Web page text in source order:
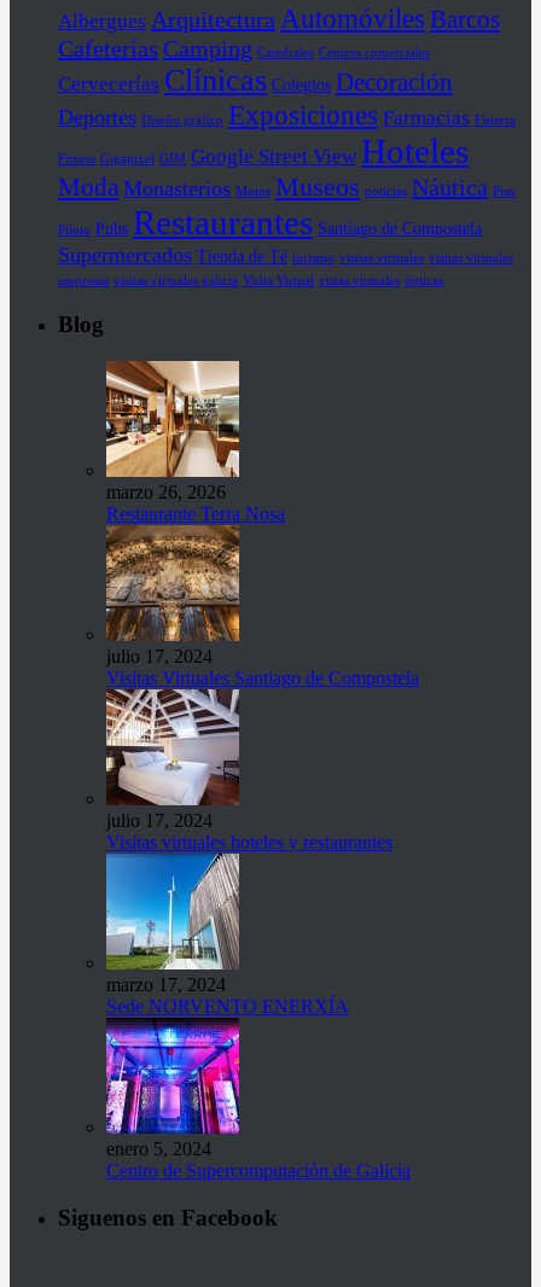
Albergues Arquitectura Automóviles Barcos
Cafeterías Camping Catedrales Centros comerciales
Cervecerías Clínicas Colegios Decoración
Deportes Diseño gráfico Exposiciones Farmacias Fisterra
Fitness Gigapixel GIM Google Street View Hoteles
Moda Monasterios Motos Museos noticias Náutica Piso
Piloto Pubs Restaurantes Santiago de Compostela
Supermercados Tienda de Té turismo visitas virtuales visitas virtuales
empresas visitas virtuales galicia Visita Virtual vistas virtuales ópticas
Blog
marzo 26, 2026
Restaurante Terra Nosa
julio 17, 2024
Visitas Virtuales Santiago de Compostela
julio 17, 2024
Visitas virtuales hoteles y restaurantes
marzo 17, 2024
Sede NORVENTO ENERXÍA
enero 5, 2024
Centro de Supercomputación de Galicia
Siguenos en Facebook